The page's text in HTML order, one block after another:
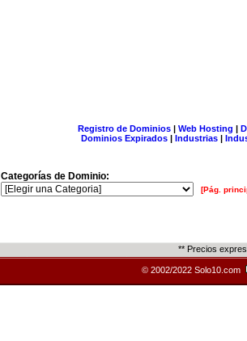
Registro de Dominios| Web Hosting |
Dominios Expirados | Industrias |
Categorías de Dominio:
[Pág.
** Precios
© 2002/2022 Solo10.com